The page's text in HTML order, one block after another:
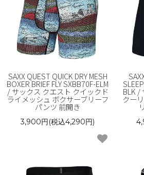
SAXX QUEST QUICK DRY MESH
BOXER BRIEF FLY SXBB70F-ELM
/ サックス クエスト クイックド
ライメッシュ ボクサーブリーフ
パンツ 前開き
3,900円(税込4,290円)
BLK /
クー